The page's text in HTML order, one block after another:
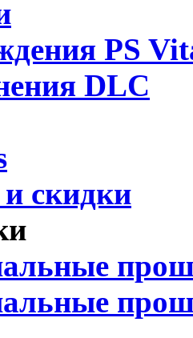
PS
DLC
скидки